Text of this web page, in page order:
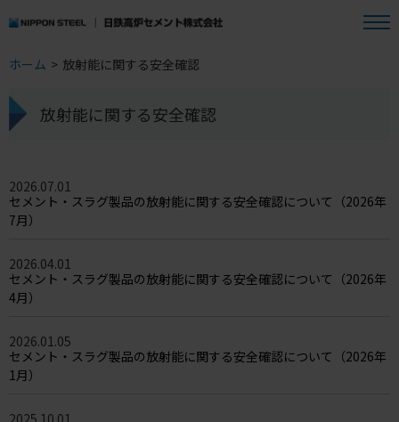
ホーム > 放射能に関する安全確認
放射能に関する安全確認
2026.07.01
セメント・スラグ製品の放射能に関する安全確認について（2026年
7月）
2026.04.01
セメント・スラグ製品の放射能に関する安全確認について（2026年
4月）
2026.01.05
セメント・スラグ製品の放射能に関する安全確認について（2026年
1月）
2025.10.01